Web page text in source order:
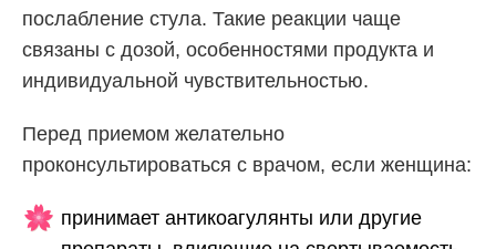
послабление стула. Такие реакции чаще
связаны с дозой, особенностями продукта и
индивидуальной чувствительностью.
Перед приемом желательно
проконсультироваться с врачом, если женщина:
принимает антикоагулянты или другие